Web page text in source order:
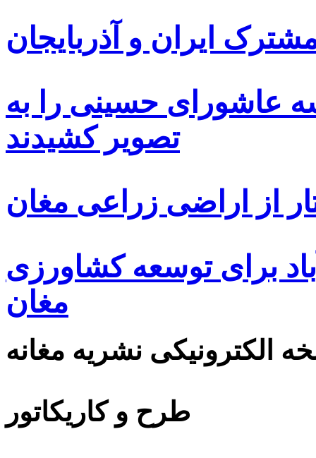
ایران و آذربایجان
عاشورای حسینی را به
تصویر کشیدند
از اراضی زراعی مغان
برای توسعه کشاورزی
مغان
الکترونیکی نشریه مغانه
طرح و کاریکاتور